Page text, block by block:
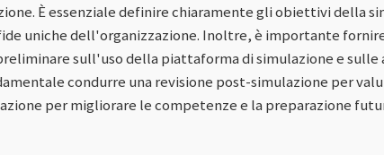
È essenziale definire chiaramente gli obiettivi della
uniche dell'organizzazione. Inoltre, è importante
sull'uso della piattaforma di simulazione e
condurre una revisione post-simulazione per
per migliorare le competenze e la preparazione